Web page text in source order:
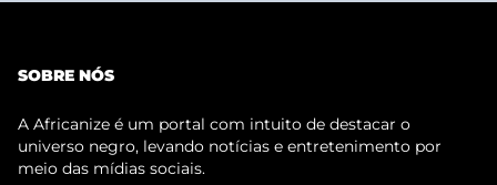
SOBRE NÓS
A Africanize é um portal com intuito de destacar o
universo negro, levando notícias e entretenimento por
meio das mídias sociais.